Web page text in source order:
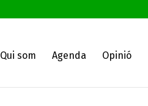
Qui som Agenda Opinió